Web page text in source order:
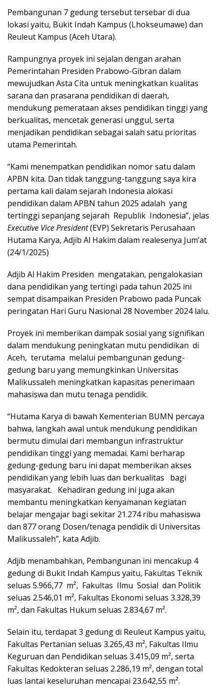
Pembangunan 7 gedung tersebut tersebar di dua
lokasi yaitu, Bukit Indah Kampus (Lhokseumawe) dan
Reuleut Kampus (Aceh Utara).
Rampungnya proyek ini sejalan dengan arahan
Pemerintahan Presiden Prabowo-Gibran dalam
mewujudkan Asta Cita untuk meningkatkan kualitas
sarana dan prasarana pendidikan di daerah,
mendukung pemerataan akses pendidikan tinggi yang
berkualitas, mencetak generasi unggul, serta
menjadikan pendidikan sebagai salah satu prioritas
utama Pemerintah.
“Kami menempatkan pendidikan nomor satu dalam
APBN kita. Dan tidak tanggung-tanggung saya kira
pertama kali dalam sejarah Indonesia alokasi
pendidikan dalam APBN tahun 2025 adalah yang
tertinggi sepanjang sejarah Republik Indonesia”, jelas
Executive Vice President(EVP) Sekretaris Perusahaan
Hutama Karya, Adjib Al Hakim dalam realesenya Jum’at
(24/1/2025)
Adjib Al Hakim Presiden mengatakan, pengalokasian
dana pendidikan yang tertingi pada tahun 2025 ini
sempat disampaikan Presiden Prabowo pada Puncak
peringatan Hari Guru Nasional 28 November 2024 lalu.
Proyek ini memberikan dampak sosial yang signifikan
dalam mendukung peningkatan mutu pendidikan di
Aceh, terutama melalui pembangunan gedung-
gedung baru yang memungkinkan Universitas
Malikussaleh meningkatkan kapasitas penerimaan
mahasiswa dan mutu tenaga pendidik.
“Hutama Karya di bawah Kementerian BUMN percaya
bahwa, langkah awal untuk mendukung pendidikan
bermutu dimulai dari membangun infrastruktur
pendidikan tinggi yang memadai. Kami berharap
gedung-gedung baru ini dapat memberikan akses
pendidikan yang lebih luas dan berkualitas bagi
masyarakat. Kehadiran gedung ini juga akan
membantu meningkatkan kenyamanan kegiatan
belajar mengajar bagi sekitar 21.274 ribu mahasiswa
dan 877 orang Dosen/tenaga pendidik di Universitas
Malikussaleh”, kata Adjib.
Adjib menambahkan, Pembangunan ini mencakup 4
gedung di Bukit Indah Kampus yaitu, Fakultas Teknik
seluas 5.966,77 m², Fakultas Ilmu Sosial dan Politik
seluas 2.546,01 m², Fakultas Ekonomi seluas 3.328,39
m², dan Fakultas Hukum seluas 2.834,67 m².
Selain itu, terdapat 3 gedung di Reuleut Kampus yaitu,
Fakultas Pertanian seluas 3.265,43 m², Fakultas Ilmu
Keguruan dan Pendidikan seluas 3.415,09 m², serta
Fakultas Kedokteran seluas 2.286,19 m², dengan total
luas lantai keseluruhan mencapai 23.642,55 m².